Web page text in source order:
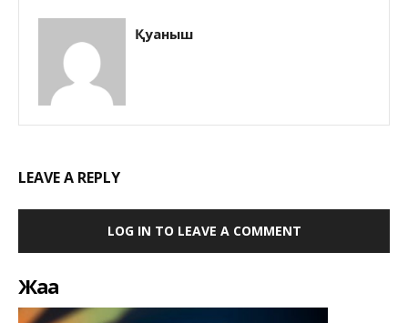
Қуаныш
LEAVE A REPLY
LOG IN TO LEAVE A COMMENT
Жаңа